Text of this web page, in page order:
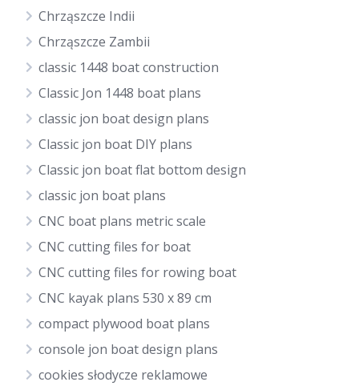
Chrząszcze Indii
Chrząszcze Zambii
classic 1448 boat construction
Classic Jon 1448 boat plans
classic jon boat design plans
Classic jon boat DIY plans
Classic jon boat flat bottom design
classic jon boat plans
CNC boat plans metric scale
CNC cutting files for boat
CNC cutting files for rowing boat
CNC kayak plans 530 x 89 cm
compact plywood boat plans
console jon boat design plans
cookies słodycze reklamowe